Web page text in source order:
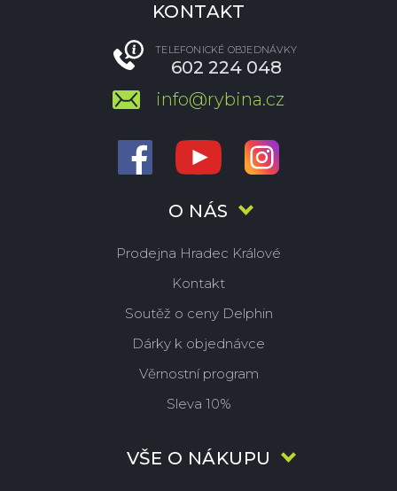
O NÁS
Prodejna Hradec Králové
Kontakt
Soutěž o ceny Delphin
Dárky k objednávce
Věrnostní program
Sleva 10%
VŠE O NÁKUPU
KONTAKT
TELEFONICKÉ OBJEDNÁVKY
602 224 048
info@rybina.cz